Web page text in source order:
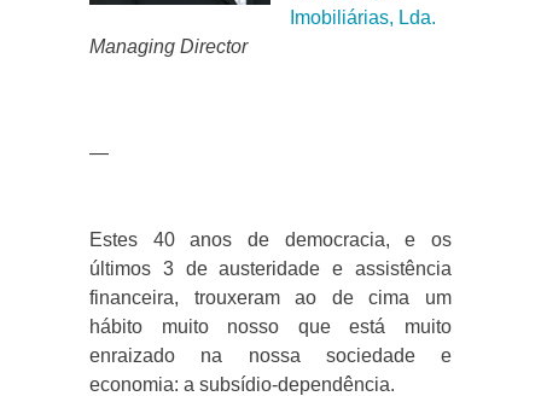
Imobiliárias, Lda.
Managing Director
—
Estes 40 anos de democracia, e os
últimos 3 de austeridade e assistência
financeira, trouxeram ao de cima um
hábito muito nosso que está muito
enraizado na nossa sociedade e
economia: a subsídio-dependência.